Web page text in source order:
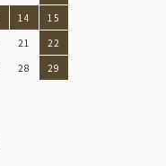
14
15
21
22
28
29